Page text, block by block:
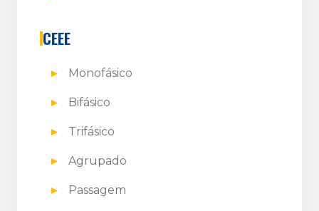
CEEE
Monofásico
Bifásico
Trifásico
Agrupado
Passagem